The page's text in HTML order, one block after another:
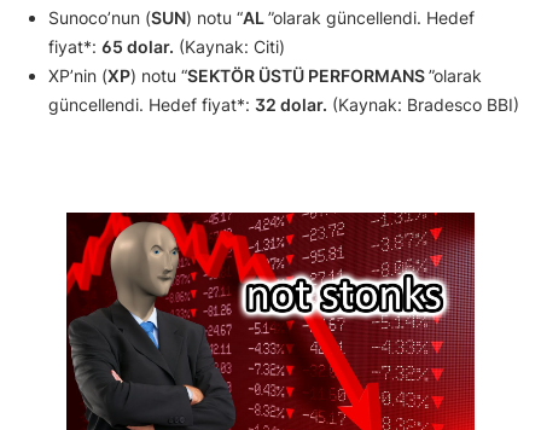
Sunoco’nun (SUN) notu “AL”olarak güncellendi. Hedef
fiyat*: 65 dolar. (Kaynak: Citi)
XP’nin (XP) notu “SEKTÖR ÜSTÜ PERFORMANS”olarak
güncellendi. Hedef fiyat*: 32 dolar. (Kaynak: Bradesco BBI)